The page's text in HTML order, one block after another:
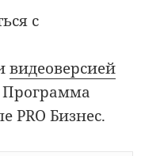
с
видеоверсией
Программа
PRO Бизнес.